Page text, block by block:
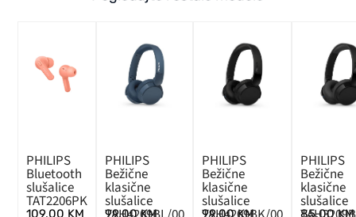
PHILIPS
Bluetooth
slušalice
TAT2206PK
109,00 KM
PHILIPS
Bežične
klasične
slušalice
99,00KM
PHILIPS
Bežične
klasične
slušalice
99,00KM
PHILIPS
Bežične
klasične
slušalice
85,00KM